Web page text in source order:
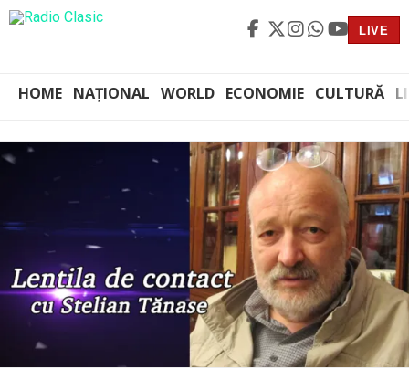
LIVE
HOME NAȚIONAL WORLD ECONOMIE CULTURĂ